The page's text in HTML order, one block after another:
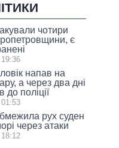
чотири
є
напав на
а через два дні
поліції
рух суден
через атаки